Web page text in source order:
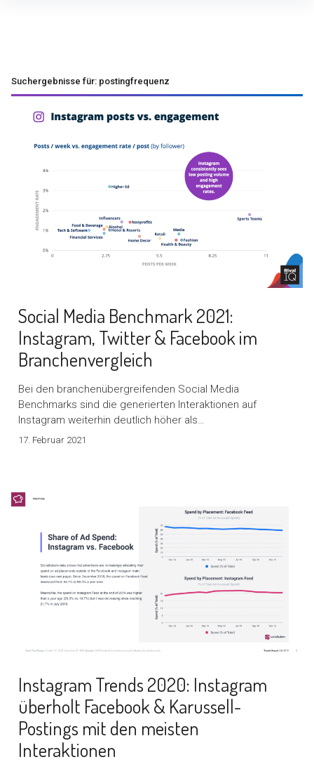
Suchergebnisse für: postingfrequenz
Social Media Benchmark 2021:
Instagram, Twitter & Facebook im
Branchenvergleich
Bei den branchenübergreifenden Social Media
Benchmarks sind die generierten Interaktionen auf
Instagram weiterhin deutlich höher als…
17. Februar 2021
Instagram Trends 2020: Instagram
überholt Facebook & Karussell-
Postings mit den meisten
Interaktionen